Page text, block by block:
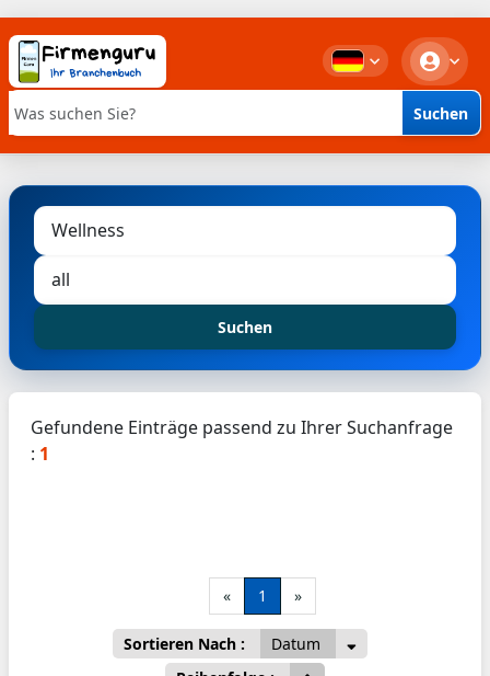
Stichwortsuche Suchen
Suchen
Gefundene Einträge passend zu Ihrer Suchanfrage
: 1
« 1 »
Sortieren Nach :
Datum